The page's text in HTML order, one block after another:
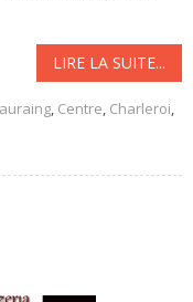
LIRE LA SUITE...
, Centre, Charleroi,